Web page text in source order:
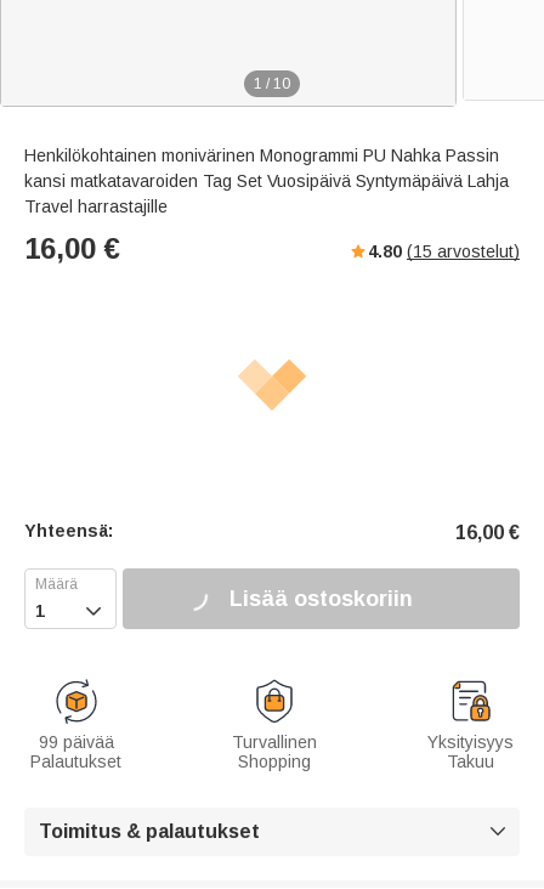
1 / 10
Henkilökohtainen monivärinen Monogrammi PU Nahka Passin
kansi matkatavaroiden Tag Set Vuosipäivä Syntymäpäivä Lahja
Travel harrastajille
16,00 € 4.80 (15 arvostelut)
Yhteensä: 16,00 €
 Lisää ostoskoriin
99 päivää
Palautukset
Turvallinen
Shopping
Yksityisyys
Takuu
Toimitus & palautukset 